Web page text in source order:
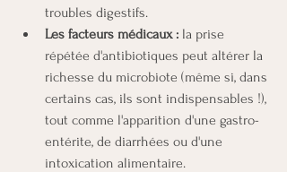
troubles digestifs.
Les facteurs médicaux : la prise
répétée d'antibiotiques peut altérer la
richesse du microbiote (même si, dans
certains cas, ils sont indispensables !),
tout comme l'apparition d'une gastro-
entérite, de diarrhées ou d'une
intoxication alimentaire.